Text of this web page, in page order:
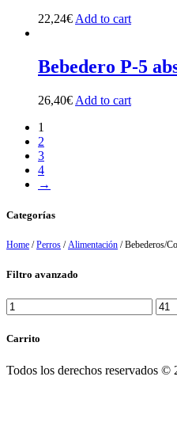
22,24€ Add to cart
Bebedero P-5
26,40€ Add to cart
1
2
3
4
→
Categorías
Home /Perros /Alimentación / Bebederos/
Filtro avanzado
Min
price
Max
Carrito
Todos los derechos reservados